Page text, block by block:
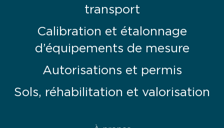
transport
Calibration et étalonnage
d’équipements de mesure
Autorisations et permis
Sols, réhabilitation et valorisation